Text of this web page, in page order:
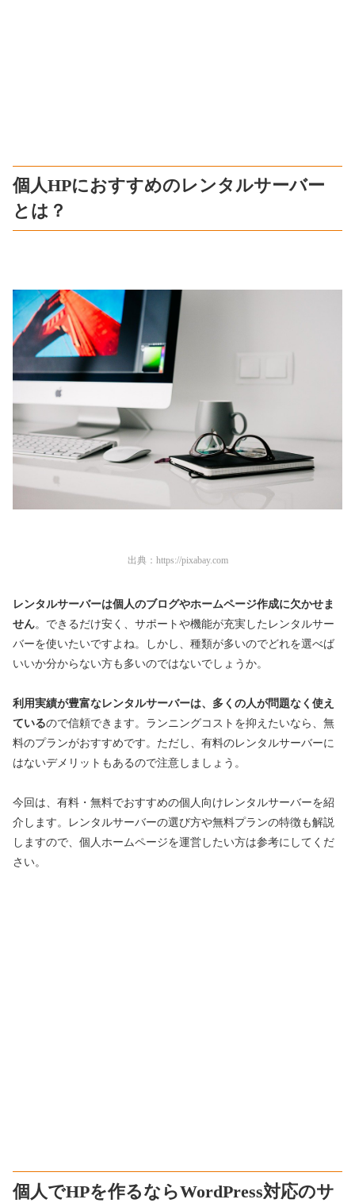
個人HPにおすすめのレンタルサーバー
とは？
出典： https://pixabay.com
レンタルサーバーは個人のブログやホームページ作成に欠かせま
せん。できるだけ安く、サポートや機能が充実したレンタルサー
バーを使いたいですよね。しかし、種類が多いのでどれを選べば
いいか分からない方も多いのではないでしょうか。
利用実績が豊富なレンタルサーバーは、多くの人が問題なく使え
ているので信頼できます。ランニングコストを抑えたいなら、無
料のプランがおすすめです。ただし、有料のレンタルサーバーに
はないデメリットもあるので注意しましょう。
今回は、有料・無料でおすすめの個人向けレンタルサーバーを紹
介します。レンタルサーバーの選び方や無料プランの特徴も解説
しますので、個人ホームページを運営したい方は参考にしてくだ
さい。
個人でHPを作るならWordPress対応のサ